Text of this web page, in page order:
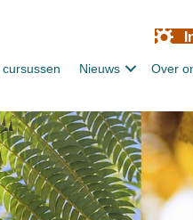
Nieuws Over